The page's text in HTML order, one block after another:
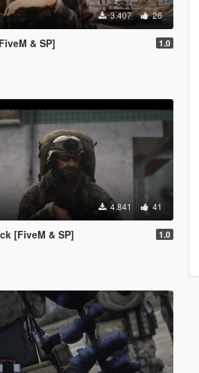
3.407 26
& SP] 1.0
4.841 41
[FiveM & SP] 1.0